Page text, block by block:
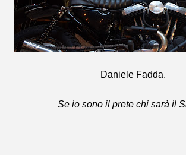
Daniele Fadda.
Se io sono il prete chi sarà il